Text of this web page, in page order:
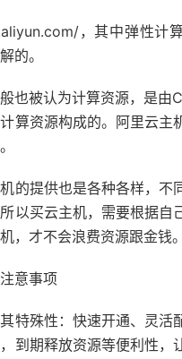
，其中弹性计
的。
也被认为计算资源，是由
算资源构成的。阿里云主
的提供也是各种各样，不
以买云主机，需要根据自
，才不会浪费资源跟金钱。
意事项
特殊性：快速开通、灵活
到期释放资源等便利性，